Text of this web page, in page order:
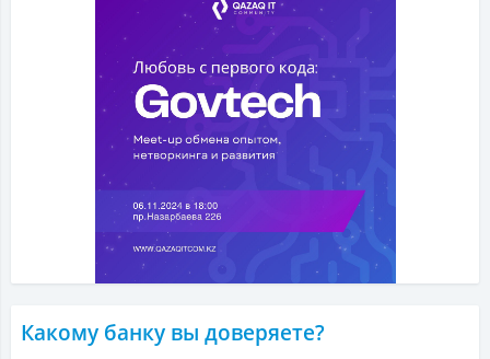
Какому банку вы доверяете?